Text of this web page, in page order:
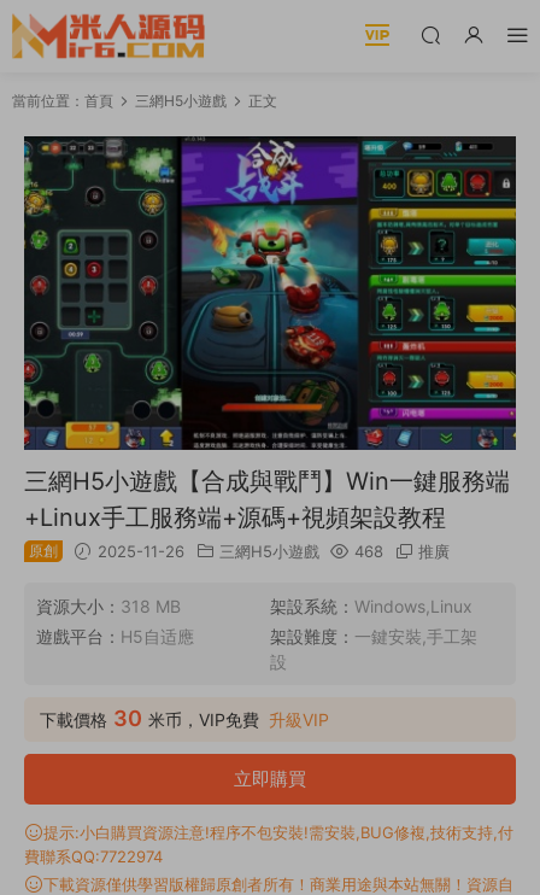
當前位置： 首頁 三網H5小遊戲 正文
三網H5小遊戲【合成與戰鬥】Win一鍵服務端
+Linux手工服務端+源碼+視頻架設教程
原創 2025-11-26 三網H5小遊戲 468 推廣
資源大小： 318 MB 架設系統： Windows,Linux
遊戲平台： H5自适應 架設難度： 一鍵安裝,手工架
設
下載價格 30 米币，VIP免費 升級VIP
立即購買
提示:小白購買資源注意!程序不包安裝!需安裝,BUG修複,技術支持,付
費聯系QQ:7722974
下載資源僅供學習版權歸原創者所有！商業用途與本站無關！資源自